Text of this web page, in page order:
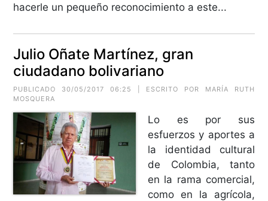
hacerle un pequeño reconocimiento a este...
Julio Oñate Martínez, gran
ciudadano bolivariano
PUBLICADO 30/05/2017 06:25 | ESCRITO POR MARÍA RUTH
MOSQUERA
Lo es por sus
esfuerzos y aportes a
la identidad cultural
de Colombia, tanto
en la rama comercial,
como en la agrícola,